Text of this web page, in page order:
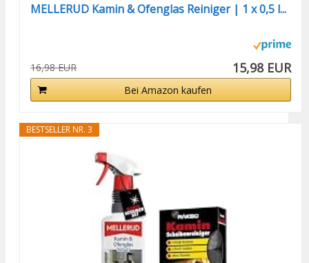
MELLERUD Kamin & Ofenglas Reiniger | 1 x 0,5 l...
16,98 EUR 15,98 EUR
Bei Amazon kaufen
BESTSELLER NR. 3